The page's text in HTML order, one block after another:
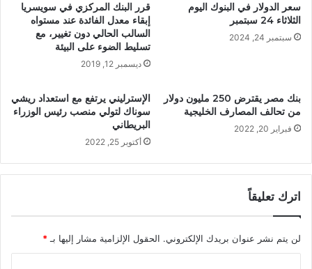
سعر الدولار في البنوك اليوم
الثلاثاء 24 سبتمبر
سبتمبر 24, 2024
قرر البنك المركزي في سويسريا
إبقاء معدل الفائدة عند مستواه
السالب الحالي دون تغيير، مع
تسليط الضوء على البيئة
ديسمبر 12, 2019
بنك مصر يقترض 250 مليون دولار
من تحالف المصارف الخليجية
فبراير 20, 2022
الإسترليني يرتفع مع استعداد ريشي
سوناك لتولي منصب رئيس الوزراء
البريطاني
أكتوبر 25, 2022
اترك تعليقاً
لن يتم نشر عنوان بريدك الإلكتروني. الحقول الإلزامية مشار إليها بـ *